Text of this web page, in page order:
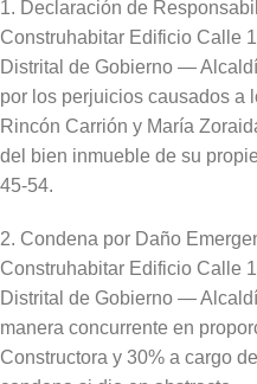
1. Declaración de
Construhabitar Edificio Calle
Distrital de Gobierno —
por los perjuicios causados a
Rincón Carrión y María
del bien inmueble de su
45-54.
2. Condena por Daño
Construhabitar Edificio Calle
Distrital de Gobierno —
manera concurrente en
Constructora y 30% a cargo